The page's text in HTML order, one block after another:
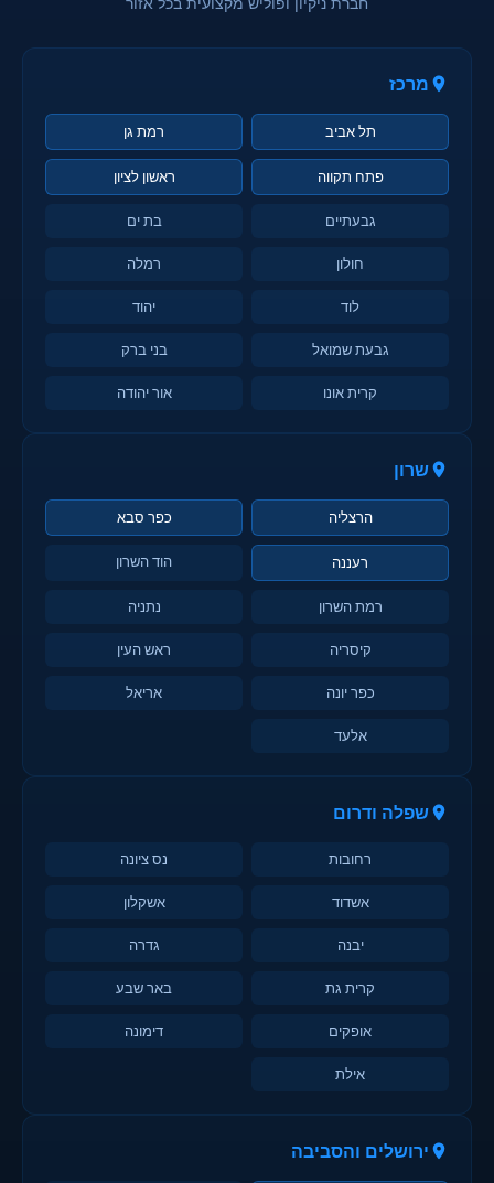
מרכז
תל אביב רמת גן
פתח תקווה ראשון לציון
גבעתיים בת ים
חולון רמלה
לוד יהוד
גבעת שמואל בני ברק
קרית אונו אור יהודה
שרון
הרצליה כפר סבא
רעננה הוד השרון
רמת השרון נתניה
קיסריה ראש העין
כפר יונה אריאל
אלעד
שפלה ודרום
רחובות נס ציונה
אשדוד אשקלון
יבנה גדרה
קרית גת באר שבע
אופקים דימונה
אילת
ירושלים והסביבה